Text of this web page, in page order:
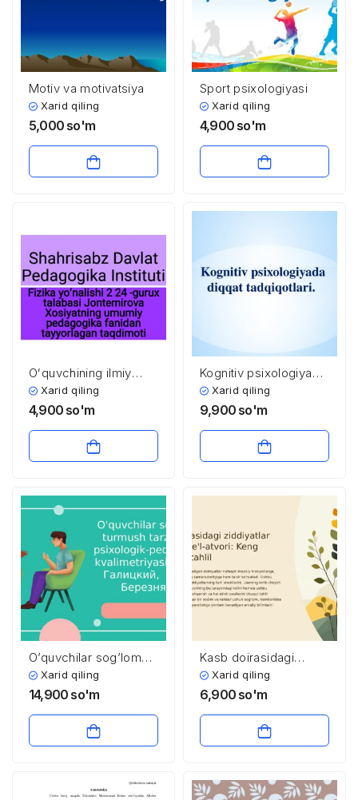
Motiv va motivatsiya
Xarid qiling
5,000 so'm
Sport psixologiyasi
Xarid qiling
4,900 so'm
Oʻquvchining ilmiy
dunyoqarashni
shakllantirish
Xarid qiling
4,900 so'm
Kognitiv psixologiyada
diqqat tadqiqotlari
Xarid qiling
9,900 so'm
O’quvchilar sog’lom
turmush tarzining
psixologik-pedagogik
Галицкий, Е. Ю.
Березняк)
Xarid qiling
14,900 so'm
Kasb doirasidagi
ziddiyatlar va inson
fe’l-atvori: Keng
muhitida yuzaga
keladigan ziddiyatlar
butun tashkilotning
Xarid qiling
6,900 so'm